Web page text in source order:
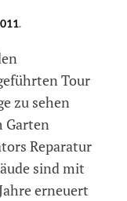
.
Tour
zu sehen
Garten
Reparatur
sind mit
erneuert